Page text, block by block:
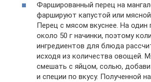
Фаршированный перец на
фаршируют капустой или
Перец с мясом вкуснее. На один
около 50 г начинки, поэтому
ингредиентов для блюда
исходя из количества овощей.
смешать с яйцом, солью,
и специи по вкусу. Полученной